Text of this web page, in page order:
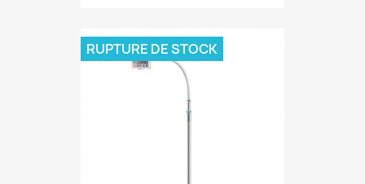
RUPTURE DE STOCK